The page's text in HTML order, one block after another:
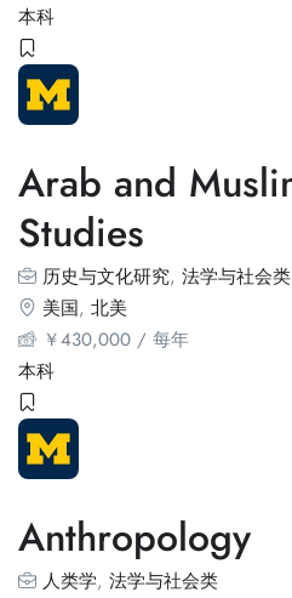
本科
Arab and
Studies
历史与文化研究, 法学与社会类
美国, 北美
￥430,000 / 每年
本科
Anthropology
人类学, 法学与社会类